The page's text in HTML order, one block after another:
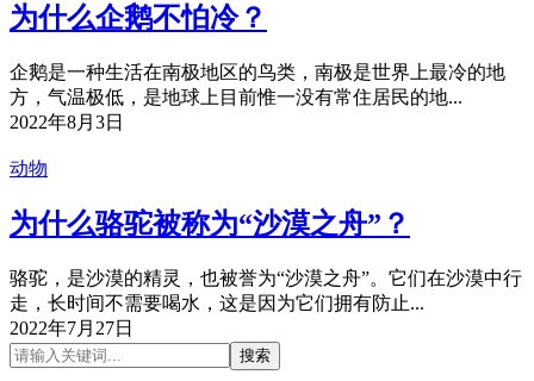
为什么企鹅不怕冷？
企鹅是一种生活在南极地区的鸟类，南极是世界上最冷的地
方，气温极低，是地球上目前惟一没有常住居民的地...
2022年8月3日
动物
为什么骆驼被称为“沙漠之舟”？
骆驼，是沙漠的精灵，也被誉为“沙漠之舟”。它们在沙漠中行
走，长时间不需要喝水，这是因为它们拥有防止...
2022年7月27日
搜索